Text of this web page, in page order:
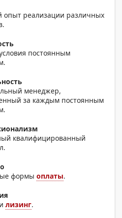
опыт реализации различных
постоянным
менеджер,
за каждым постоянным
квалифицированный
формыоплаты.
илизинг.